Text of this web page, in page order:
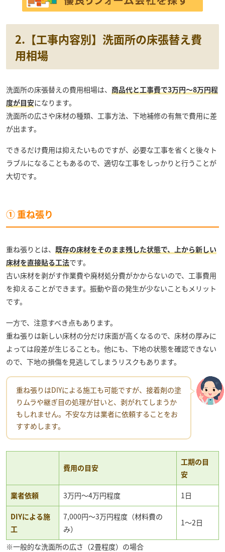
2.【工事内容別】洗面所の床張替え費
用相場
洗面所の床張替えの費用相場は、 商品代と工事費で3万円～8万円程
度が目安になります。
洗面所の広さや床材の種類、工事方法、下地補修の有無で費用に差
が出ます。
できるだけ費用は抑えたいものですが、必要な工事を省くと後々ト
ラブルになることもあるので、適切な工事をしっかりと行うことが
大切です。
① 重ね張り
重ね張りとは、 既存の床材をそのまま残した状態で、上から新しい
床材を直接貼る工法です。
古い床材を剥がす作業費や廃材処分費がかからないので、工事費用
を抑えることができます。振動や音の発生が少ないこともメリット
です。
一方で、注意すべき点もあります。
重ね張りは新しい床材の分だけ床面が高くなるので、床材の厚みに
よっては段差が生じることも。他にも、下地の状態を確認できない
ので、下地の損傷を見逃してしまうリスクもあります。
重ね張りはDIYによる施工も可能ですが、接着剤の塗
りムラや継ぎ目の処理が甘いと、剥がれてしまうか
もしれません。不安な方は業者に依頼することをお
すすめします。
費用の目安
工期の目
安
業者依頼 3万円～4万円程度 1日
DIYによる施
工
7,000円〜3万円程度（材料費の
み）
1〜2日
※一般的な洗面所の広さ（2畳程度）の場合